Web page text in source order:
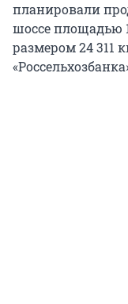
планировали
шоссе площадью
размером 24 311